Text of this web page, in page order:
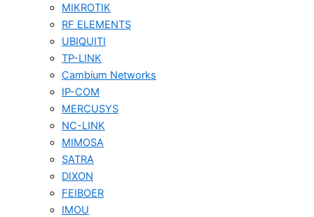
MIKROTIK
RF ELEMENTS
UBIQUITI
TP-LINK
Cambium Networks
IP-COM
MERCUSYS
NC-LINK
MIMOSA
SATRA
DIXON
FEIBOER
IMOU